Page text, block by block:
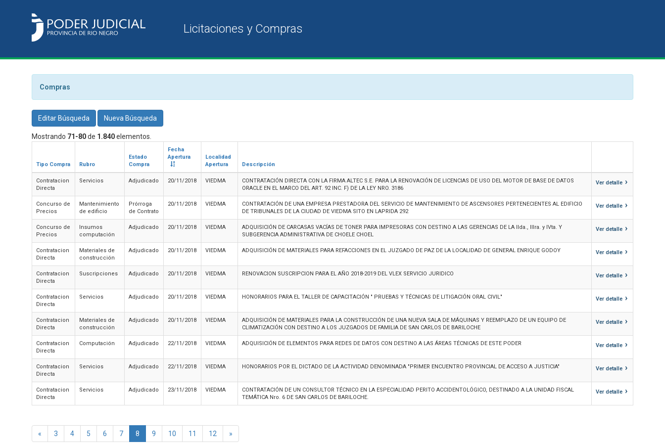
Compras
Editar Búsqueda Nueva Búsqueda
Mostrando 71-80de 1.840elementos.
Tipo Compra Rubro
Estado
Compra
Fecha
Apertura
Localidad
Apertura
Descripción
Contratacion
Directa
Servicios Adjudicado 20/11/2018 VIEDMA
CONTRATACIÓN DIRECTA CON LA FIRMA ALTEC S.E. PARA LA RENOVACIÓN DE LICENCIAS DE USO DEL MOTOR DE BASE DE DATOS
ORACLE EN EL MARCO DEL ART. 92 INC. F) DE LA LEY NRO. 3186
Ver detalle ›
Concurso de
Precios
Mantenimiento
de edificio
Prórroga
de Contrato
20/11/2018 VIEDMA
CONTRATACIÓN DE UNA EMPRESA PRESTADORA DEL SERVICIO DE MANTENIMIENTO DE ASCENSORES PERTENECIENTES AL EDIFICIO
DE TRIBUNALES DE LA CIUDAD DE VIEDMA SITO EN LAPRIDA 292
Ver detalle ›
Concurso de
Precios
Insumos
computación
Adjudicado 20/11/2018 VIEDMA
ADQUISICIÓN DE CARCASAS VACÍAS DE TONER PARA IMPRESORAS CON DESTINO A LAS GERENCIAS DE LA IIda., IIIra. y IVta. Y
SUBGERENCIA ADMINISTRATIVA DE CHOELE CHOEL
Ver detalle ›
Contratacion
Directa
Materiales de
construcción
Adjudicado 20/11/2018 VIEDMA ADQUISICIÓN DE MATERIALES PARA REFACCIONES EN EL JUZGADO DE PAZ DE LA LOCALIDAD DE GENERAL ENRIQUE GODOY Ver detalle ›
Contratacion
Directa
Suscripciones Adjudicado 20/11/2018 VIEDMA RENOVACION SUSCRIPCION PARA EL AÑO 2018-2019 DEL VLEX SERVICIO JURIDICO Ver detalle ›
Contratacion
Directa
Servicios Adjudicado 20/11/2018 VIEDMA HONORARIOS PARA EL TALLER DE CAPACITACIÓN " PRUEBAS Y TÉCNICAS DE LITIGACIÓN ORAL CIVIL" Ver detalle ›
Contratacion
Directa
Materiales de
construcción
Adjudicado 20/11/2018 VIEDMA
ADQUISICIÓN DE MATERIALES PARA LA CONSTRUCCIÓN DE UNA NUEVA SALA DE MÁQUINAS Y REEMPLAZO DE UN EQUIPO DE
CLIMATIZACIÓN CON DESTINO A LOS JUZGADOS DE FAMILIA DE SAN CARLOS DE BARILOCHE
Ver detalle ›
Contratacion
Directa
Computación Adjudicado 22/11/2018 VIEDMA ADQUISICIÓN DE ELEMENTOS PARA REDES DE DATOS CON DESTINO A LAS ÁREAS TÉCNICAS DE ESTE PODER Ver detalle ›
Contratacion
Directa
Servicios Adjudicado 22/11/2018 VIEDMA HONORARIOS POR EL DICTADO DE LA ACTIVIDAD DENOMINADA "PRIMER ENCUENTRO PROVINCIAL DE ACCESO A JUSTICIA" Ver detalle ›
Contratacion
Directa
Servicios Adjudicado 23/11/2018 VIEDMA
CONTRATACIÓN DE UN CONSULTOR TÉCNICO EN LA ESPECIALIDAD PERITO ACCIDENTOLÓGICO, DESTINADO A LA UNIDAD FISCAL
TEMÁTICA Nro. 6 DE SAN CARLOS DE BARILOCHE.
Ver detalle ›
« 3 4 5 6 7 8 9 10 11 12 »